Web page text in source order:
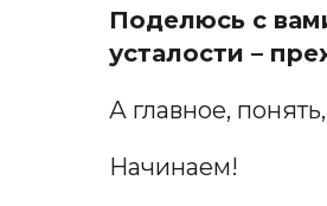
Поделюсь с
усталости –
А главное,
Начинаем!